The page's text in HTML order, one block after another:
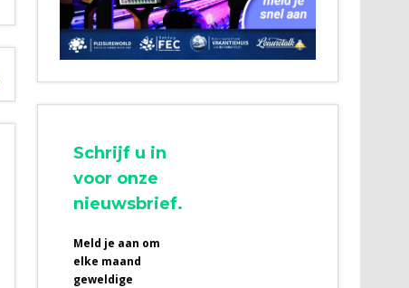
Schrijf u in
voor onze
nieuwsbrief.
Meld je aan om
elke maand
geweldige